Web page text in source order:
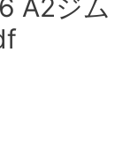
A2ジム